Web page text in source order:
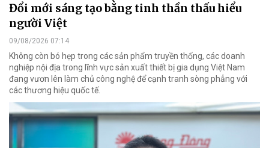
Đổi mới sáng tạo bằng tinh thần thấu hiểu
người Việt
09/08/2026 07:14
Không còn bó hẹp trong các sản phẩm truyền thống, các doanh
nghiệp nội địa trong lĩnh vực sản xuất thiết bị gia dụng Việt Nam
đang vươn lên làm chủ công nghệ để cạnh tranh sòng phẳng với
các thương hiệu quốc tế.